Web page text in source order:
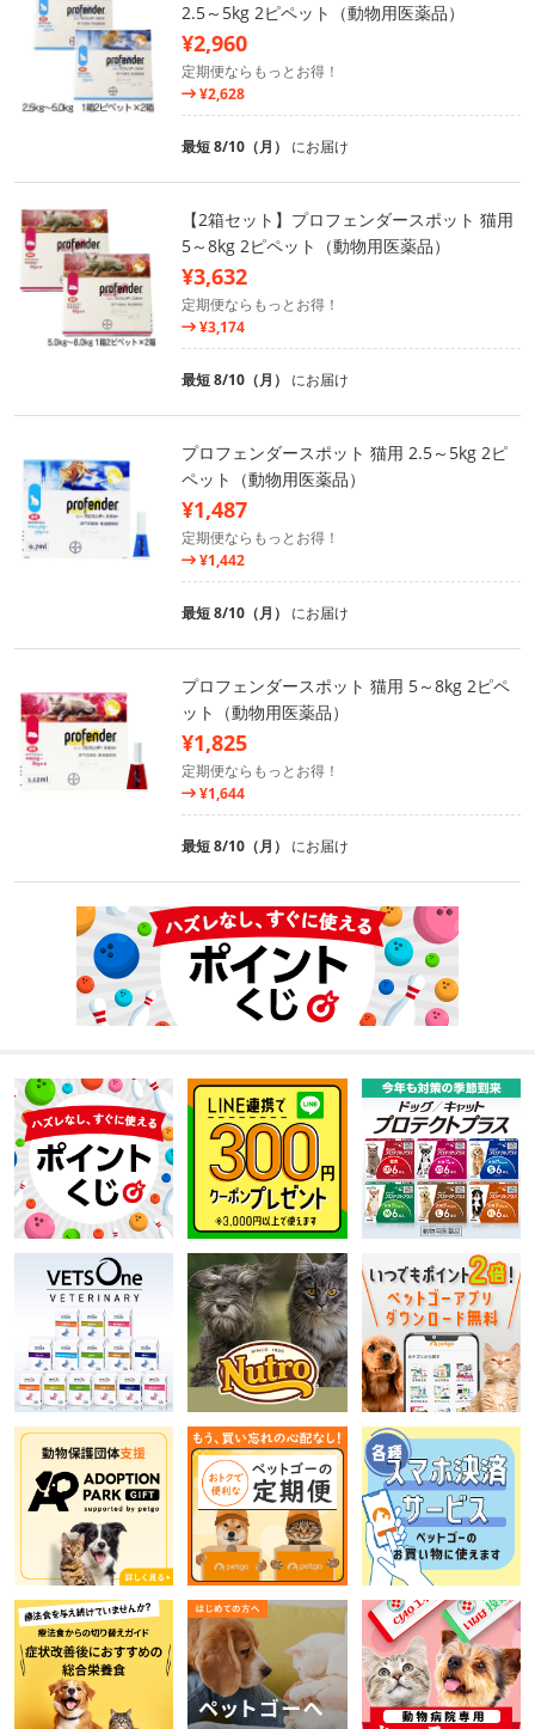
2.5～5kg 2ピペット（動物用医薬品）
¥2,960
定期便ならもっとお得！
¥2,628
最短 8/10（月） にお届け
【2箱セット】プロフェンダースポット 猫用
5～8kg 2ピペット（動物用医薬品）
¥3,632
定期便ならもっとお得！
¥3,174
最短 8/10（月） にお届け
プロフェンダースポット 猫用 2.5～5kg 2ピ
ペット（動物用医薬品）
¥1,487
定期便ならもっとお得！
¥1,442
最短 8/10（月） にお届け
プロフェンダースポット 猫用 5～8kg 2ピペ
ット（動物用医薬品）
¥1,825
定期便ならもっとお得！
¥1,644
最短 8/10（月） にお届け